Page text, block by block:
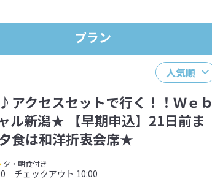
プラン
人気順
アクセスセットで行く！！Ｗｅｂ
ル新潟★ 【早期申込】21日前ま
食は和洋折衷会席★
夕・朝食付き
チェックアウト 10:00